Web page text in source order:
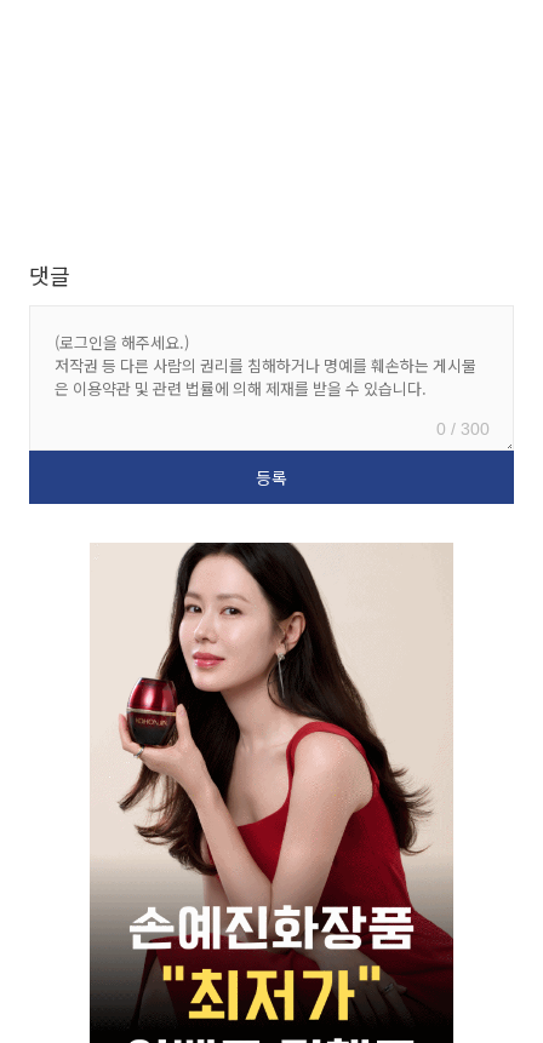
댓글
0 / 300